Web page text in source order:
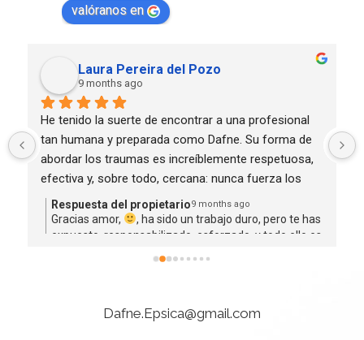
valóranos en
Laura Pereira del Pozo
9 months ago
He tenido la suerte de encontrar a una profesional
tan humana y preparada como Dafne. Su forma de
abordar los traumas es increíblemente respetuosa,
efectiva y, sobre todo, cercana: nunca fuerza los
procesos, sino que te acompaña paso a paso,
ayudándote a entender (porque te explica cada
detalle) y sanar desde la raíz.
empatía, he aprendido a gestionar mis emociones y
Respuesta del propietario9 months ago
Gracias amor,
, ha sido un trabajo duro, pero te has
expuesto, responsabilizado, esforzado, y todo ello es
Dafne.Epsica@gmail.com